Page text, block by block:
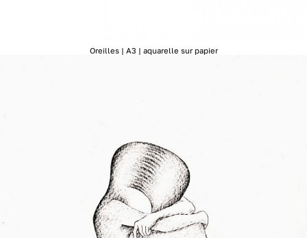
Oreilles | A3 | aquarelle sur papier